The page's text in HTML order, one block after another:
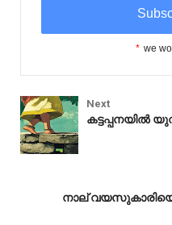
* we
Next
കട്ടപ്പനയിൽ
നാല്